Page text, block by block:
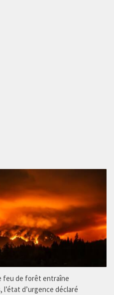
feu de forêt entraîne
l’état d’urgence déclaré